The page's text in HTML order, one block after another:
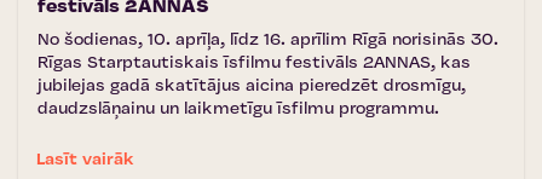
festivāls 2ANNAS
No šodienas, 10. aprīļa, līdz 16. aprīlim Rīgā norisinās 30.
Rīgas Starptautiskais īsfilmu festivāls 2ANNAS, kas
jubilejas gadā skatītājus aicina pieredzēt drosmīgu,
daudzslāņainu un laikmetīgu īsfilmu programmu.
Lasīt vairāk